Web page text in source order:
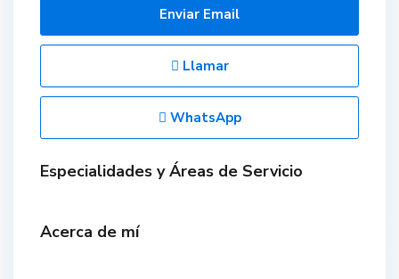
Enviar Email
Llamar
WhatsApp
Especialidades y Áreas de Servicio
Acerca de mí